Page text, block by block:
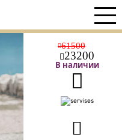
61500
23200
В наличии